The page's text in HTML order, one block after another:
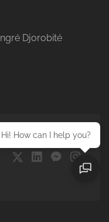
Djorobité
Hi! How can I help you?